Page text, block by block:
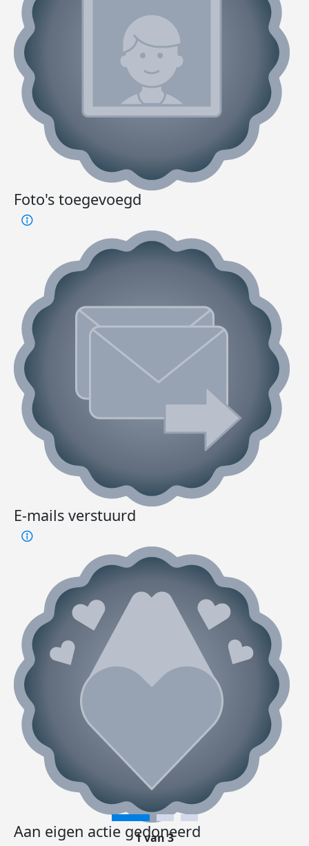
Foto's toegevoegd
E-mails verstuurd
Aan eigen actie gedoneerd
1 van 3